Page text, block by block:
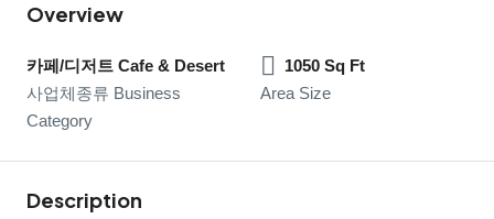
Overview
카페/디저트 Cafe & Desert
사업체종류 Business
Category
1050 Sq Ft
Area Size
Description